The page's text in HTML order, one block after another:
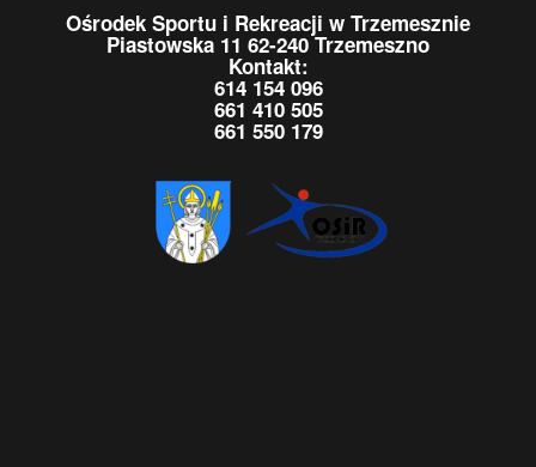
Ośrodek Sportu i Rekreacji w Trzemesznie
Piastowska 11 62-240 Trzemeszno
Kontakt:
614 154 096
661 410 505
661 550 179